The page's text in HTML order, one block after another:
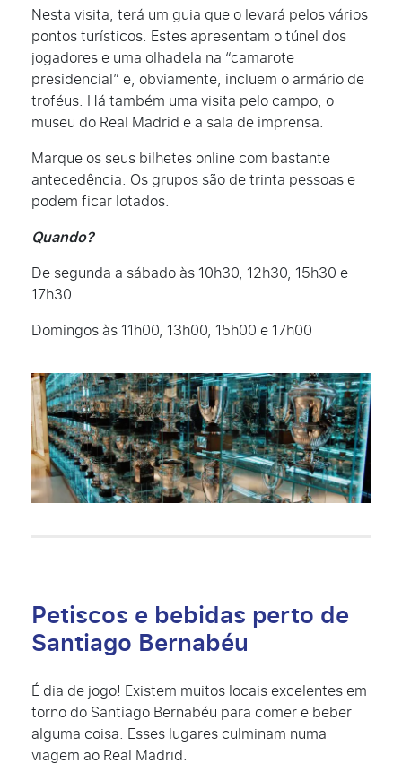
Nesta visita, terá um guia que o levará pelos vários
pontos turísticos. Estes apresentam o túnel dos
jogadores e uma olhadela na “camarote
presidencial” e, obviamente, incluem o armário de
troféus. Há também uma visita pelo campo, o
museu do Real Madrid e a sala de imprensa.
Marque os seus bilhetes online com bastante
antecedência. Os grupos são de trinta pessoas e
podem ficar lotados.
Quando?
De segunda a sábado às 10h30, 12h30, 15h30 e
17h30
Domingos às 11h00, 13h00, 15h00 e 17h00
Petiscos e bebidas perto de
Santiago Bernabéu
É dia de jogo! Existem muitos locais excelentes em
torno do Santiago Bernabéu para comer e beber
alguma coisa. Esses lugares culminam numa
viagem ao Real Madrid.